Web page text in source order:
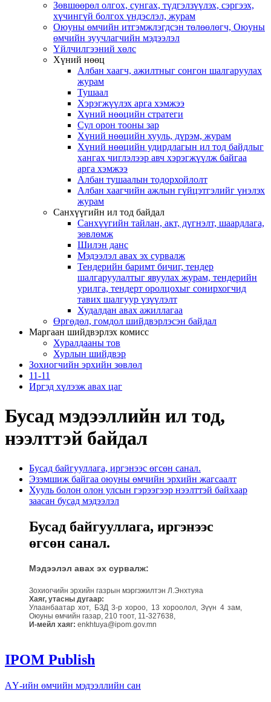
Зөвшөөрөл олгох, сунгах, түдгэлзүүлэх, сэргээх,
хүчингүй болгох үндэслэл, журам
Оюуны өмчийн итгэмжлэгдсэн төлөөлөгч, Оюуны
өмчийн зуучлагчийн мэдээлэл
Үйлчилгээний хөлс
Хүний нөөц
Албан хаагч, ажилтныг сонгон шалгаруулах
журам
Тушаал
Хэрэгжүүлэх арга хэмжээ
Хүний нөөцийн стратеги
Сул орон тооны зар
Хүний нөөцийн хууль, дүрэм, журам
Хүний нөөцийн удирдлагын ил тод байдлыг
хангах чиглэлээр авч хэрэгжүүлж байгаа
арга хэмжээ
Албан тушаалын тодорхойлолт
Албан хаагчийн ажлын гүйцэтгэлийг үнэлэх
журам
Санхүүгийн ил тод байдал
Санхүүгийн тайлан, акт, дүгнэлт, шаардлага,
зөвлөмж
Шилэн данс
Мэдээлэл авах эх сурвалж
Тендерийн баримт бичиг, тендер
шалгаруулалтыг явуулах журам, тендерийн
урилга, тендерт оролцохыг сонирхогчид
тавих шалгуур үзүүлэлт
Худалдан авах ажиллагаа
Өргөдөл, гомдол шийдвэрлэсэн байдал
Маргаан шийдвэрлэх комисс
Хуралдааны тов
Хурлын шийдвэр
Зохиогчийн эрхийн зөвлөл
11-11
Иргэд хүлээж авах цаг
Бусад мэдээллийн ил тод,
нээлттэй байдал
Бусад байгууллага, иргэнээс өгсөн санал.
Эзэмшиж байгаа оюуны өмчийн эрхийн жагсаалт
Хууль болон олон улсын гэрээгээр нээлттэй байхаар
заасан бусад мэдээлэл
Бусад байгууллага, иргэнээс
өгсөн санал.
Мэдээлэл авах эх сурвалж:
Зохиогчийн эрхийн газрын мэргэжилтэн Л.Энхтуяа
Хаяг, утасны дугаар:
Улаанбаатар хот, БЗД 3-р хороо, 13 хороолол, Зүүн 4 зам,
Оюуны өмчийн газар, 210 тоот, 11-327638,
И-мейл хаяг: enkhtuya@ipom.gov.mn
IPOM Publish
АҮ-ийн өмчийн мэдээллийн сан